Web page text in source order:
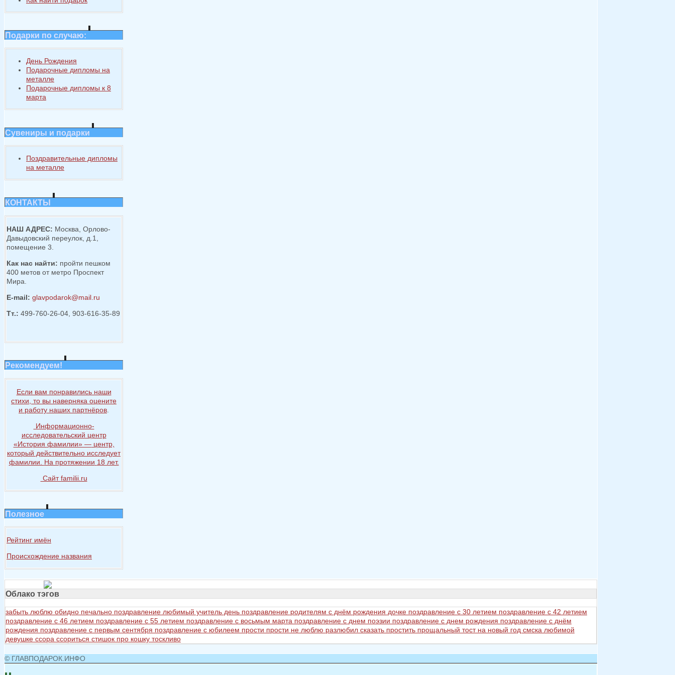
Подарки по случаю:
День Рождения
Подарочные дипломы на
металле
Подарочные дипломы к 8
марта
Сувениры и подарки
Поздравительные дипломы
на металле
КОНТАКТЫ
НАШ АДРЕС: Москва, Орлово-
Давыдовский переулок, д.1,
помещение 3.
Как нас найти: пройти пешком
400 метов от метро Проспект
Мира.
E-mail: glavpodarok@mail.ru
Тт.: 499-760-26-04, 903-616-35-89
Рекомендуем!
Если вам понравились наши
стихи, то вы наверняка оцените
и работу наших партнёров
Информационно-
исследовательский центр
«История фамилии» —центр,
который действительно исследует
фамилии. На протяжении 18 лет.
Сайт familii.ru
Полезное
Рейтинг имён
Происхождение названия
Облако тэгов
забыть люблю обидно печально поздравление любимый учитель день поздравление родителям с днём рождения дочке поздравление с 30 летием поздравление с 42 летием
поздравление с 46 летием поздравление с 55 летием поздравление с восьмым марта поздравление с днем поэзии поздравление с днем рождения поздравление с днём
рождения поздравление с первым сентября поздравление с юбилеем прости прости не люблю разлюбил сказать простить прощальный тост на новый год смска любимой
девушке ссора ссориться стишок про кошку тоскливо
© ГЛАВПОДАРОК.ИНФО